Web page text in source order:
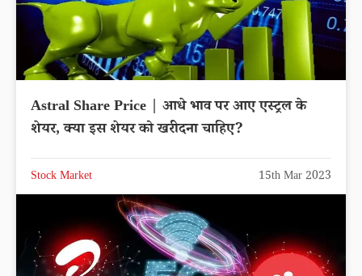
Astral Share Price | आधे भाव पर आए एस्ट्रल के
शेयर, क्या इस शेयर को खरीदना चाहिए?
Stock Market 15th Mar 2023